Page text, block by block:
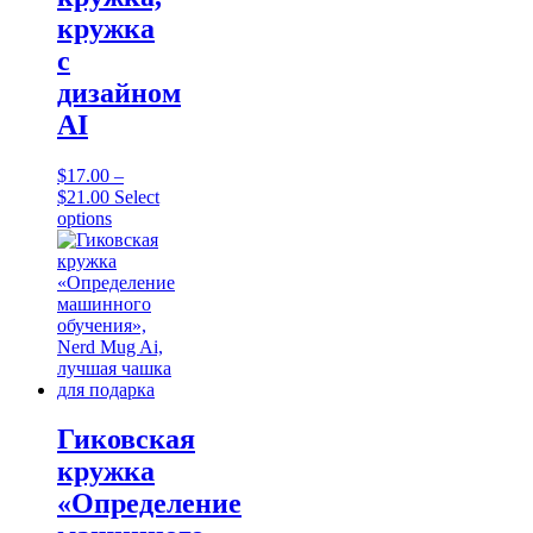
кружка
с
дизайном
AI
$17.00 –
$21.00Price
range:
$17.00
through
$21.00
Select
optionsThis
product
has
multiple
variants.
The
options
may
be
on
the
product
page
Гиковская
кружка
«Определение